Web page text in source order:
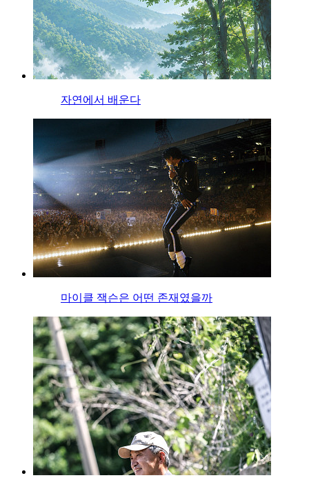
자연에서 배운다
마이클 잭슨은 어떤 존재였을까